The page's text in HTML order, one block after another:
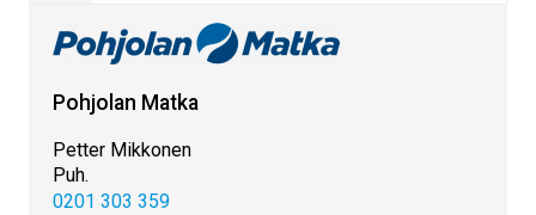
Pohjolan Matka
Petter Mikkonen
Puh.
0201 303 359